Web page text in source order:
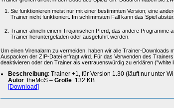
Sie funktionieren meist nur mit einer bestimmten Version; eine
Trainer nicht funktioniert. Im schlimmsten Fall kann das Spiel
Trainer ähneln einem Trojanischen Pferd, das andere Programme
Trainer heruntergeladen oder ausgeführt werden.
Um einen Virenalarm zu vermeiden, haben wir alle Trainer-Downloads
Auspacken der ZIP-Datei erfragt wird. Für das Verwenden des
deaktivieren oder den Trainer als vertrauenswürdig zu erklären ("white
Beschreibung: Trainer +1, für Version 1.30 (läuft nur unter
Autor: theMoS – Größe: 132 KB
[Download]